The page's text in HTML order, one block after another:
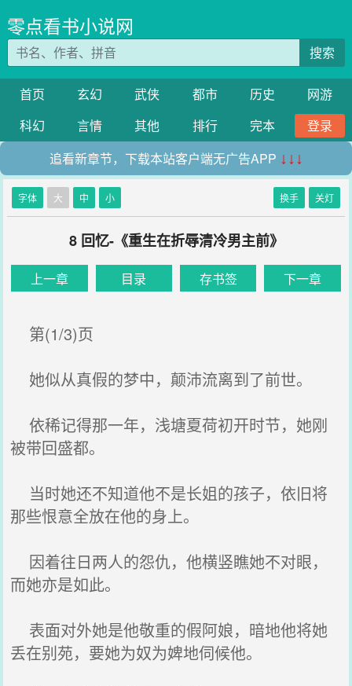
零点看书小说网
搜索
首页 玄幻 武侠 都市 历史
网游
科幻
言情 其他 排行 完本
登录
追看新章节，下载本站客户端无广告APP ↓↓↓
字体 大 中 小 换手 关灯
8 回忆-《重生在折辱清冷男主前》
上一章 目录 存书签 下一章
第(1/3)页
她似从真假的梦中，颠沛流离到了前世。
依稀记得那一年，浅塘夏荷初开时节，她刚
被带回盛都。
当时她还不知道他不是长姐的孩子，依旧将
那些恨意全放在他的身上。
因着往日两人的怨仇，他横竖瞧她不对眼，
而她亦是如此。
表面对外她是他敬重的假阿娘，暗地他将她
丢在别苑，要她为奴为婢地伺候他。